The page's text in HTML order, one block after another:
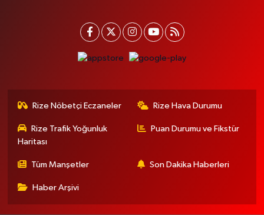
Rize Nöbetçi Eczaneler Rize Hava Durumu
Rize Trafik Yoğunluk
Haritası
Puan Durumu ve Fikstür
Tüm Manşetler Son Dakika Haberleri
Haber Arşivi